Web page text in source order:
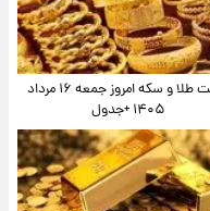
قیمت طلا و سکه امروز جمعه ۱۶ مرداد
۱۴۰۵ +جدول